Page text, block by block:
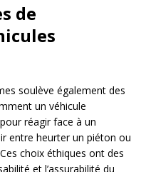
de
soulève également des
un véhicule
réagir face à un
entre heurter un piéton ou
choix éthiques ont des
et l’assurabilité du